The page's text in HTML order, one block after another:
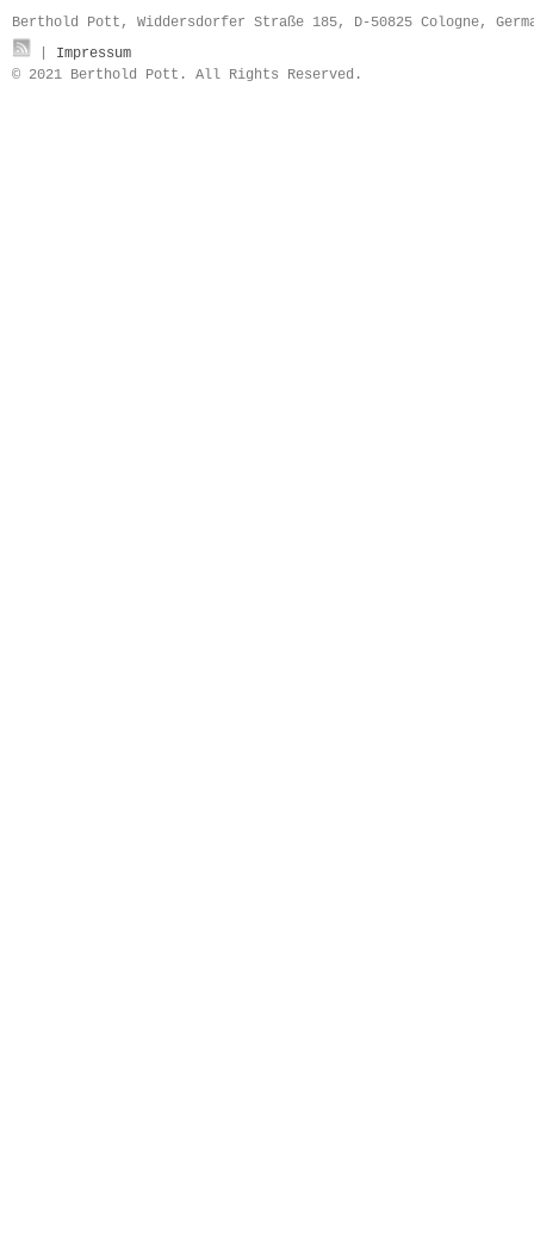
Berthold Pott, Widdersdorfer Straße 185, D-50825 Cologne,
Impressum
© 2021 Berthold Pott. All Rights Reserved.